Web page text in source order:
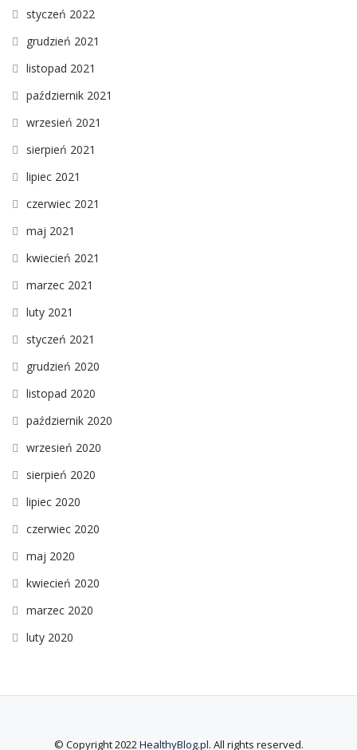
styczeń 2022
grudzień 2021
listopad 2021
październik 2021
wrzesień 2021
sierpień 2021
lipiec 2021
czerwiec 2021
maj 2021
kwiecień 2021
marzec 2021
luty 2021
styczeń 2021
grudzień 2020
listopad 2020
październik 2020
wrzesień 2020
sierpień 2020
lipiec 2020
czerwiec 2020
maj 2020
kwiecień 2020
marzec 2020
luty 2020
© Copyright 2022HealthyBlog.pl. All rights reserved.